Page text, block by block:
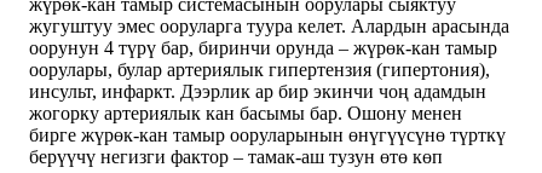
жугуштуу эмес ооруларга туура келет. Алардын арасында
оорунун 4 түрү бар, биринчи орунда – жүрөк-кан тамыр
оорулары, булар артериялык гипертензия (гипертония),
инсульт, инфаркт. Дээрлик ар бир экинчи чоң адамдын
жогорку артериялык кан басымы бар. Ошону менен
бирге жүрөк-кан тамыр ооруларынын өнүгүүсүнө түрткү
берүүчү негизги фактор – тамак-аш тузун өтө көп